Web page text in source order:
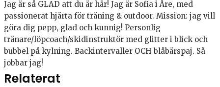
Jag är så GLAD att du är här! Jag är Sofia i Åre, med
passionerat hjärta för träning & outdoor. Mission: jag vill
göra dig pepp, glad och kunnig! Personlig
tränare/löpcoach/skidinstruktör med glitter i blick och
bubbel på kylning. Backintervaller OCH blåbärspaj. Så
jobbar jag!
Relaterat